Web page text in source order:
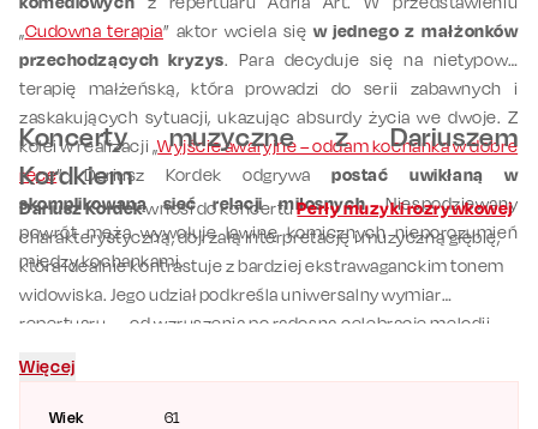
Wiek 61
„Cudowna terapia” aktor wciela sięw jednego z małżonków
przechodzących kryzys. Para decyduje się na nietypową
terapię małżeńską, która prowadzi do serii zabawnych i
zaskakujących sytuacji, ukazując absurdy życia we dwoje. Z
kolei w realizacji „Wyjście awaryjne – oddam kochanka w dobre
ręce” Dariusz Kordek odgrywapostać uwikłaną w
skomplikowaną sieć relacji miłosnych. Niespodziewany
powrót męża wywołuje lawinę komicznych nieporozumień
między kochankami.
Koncerty muzyczne z Dariuszem
Kordkiem
Dariusz Kordekwnosi do koncertuPerły muzyki rozrywkowej
charakterystyczną, dojrzałą interpretację i muzyczną głębię,
która idealnie kontrastuje z bardziej ekstrawaganckim tonem
widowiska. Jego udział podkreśla uniwersalny wymiar
repertuaru — od wzruszenia po radosną celebrację melodii,
Więcej